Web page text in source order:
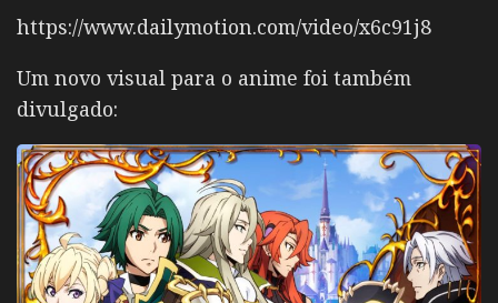
https://www.dailymotion.com/video/x6c91j8
Um novo visual para o anime foi também
divulgado: